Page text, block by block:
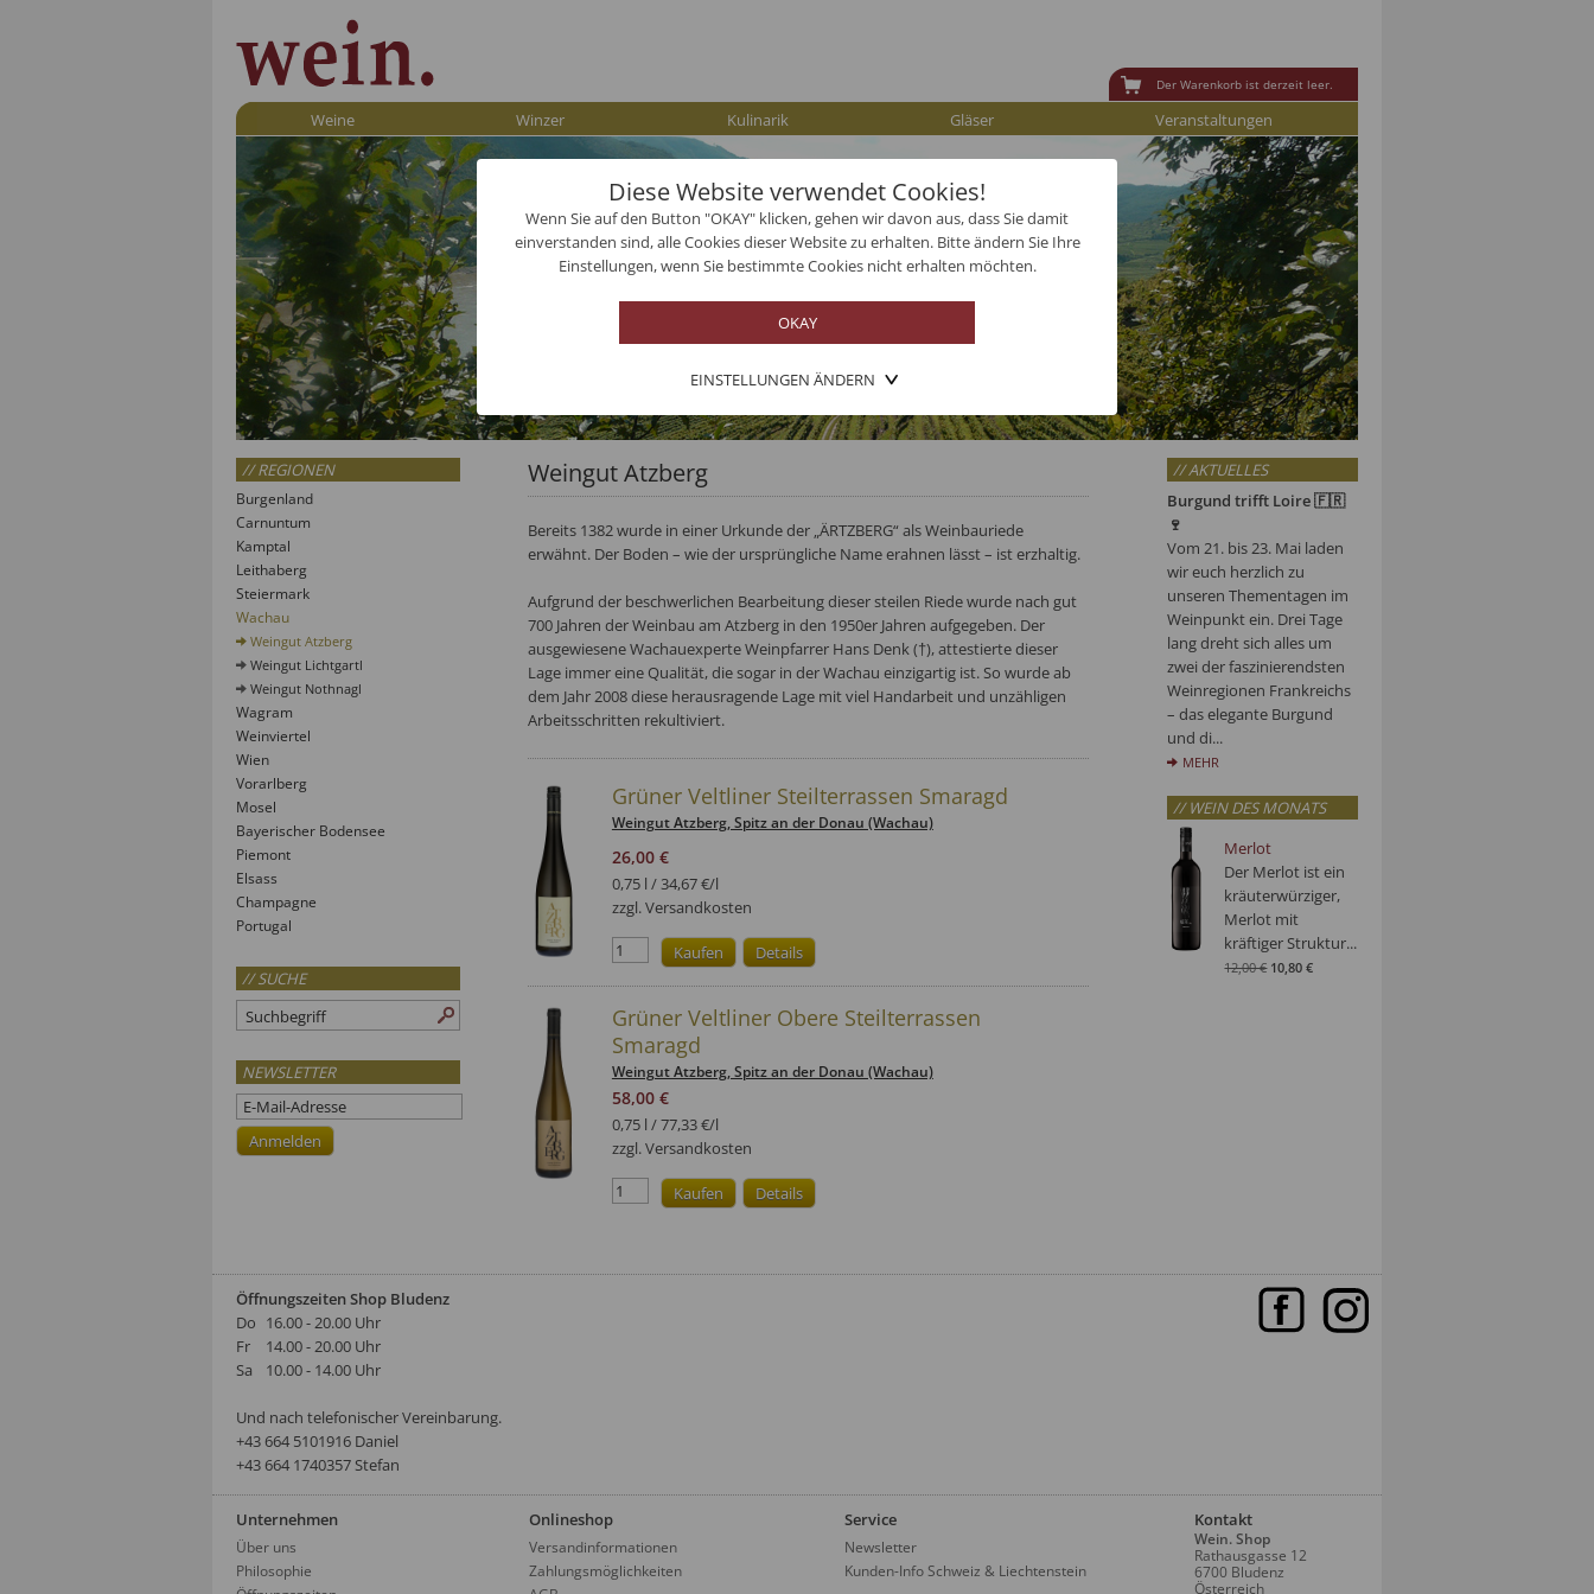
Diese Website verwendet Cookies!
Wenn Sie auf den Button "OKAY" klicken, gehen wir davon aus, dass Sie damit
einverstanden sind, alle Cookies dieser Website zu erhalten. Bitte ändern Sie Ihre
Einstellungen, wenn Sie bestimmte Cookies nicht erhalten möchten.
EINSTELLUNGEN ÄNDERN
Der Warenkorb ist derzeit leer.
Weine Winzer Kulinarik Gläser Veranstaltungen
// REGIONEN
Burgenland
Carnuntum
Kamptal
Leithaberg
Steiermark
Wachau
Weingut Atzberg
Weingut Lichtgartl
Weingut Nothnagl
Wagram
Weinviertel
Wien
Vorarlberg
Mosel
Bayerischer Bodensee
Piemont
Elsass
Champagne
Portugal
// SUCHE
NEWSLETTER
Weingut Atzberg
Bereits 1382 wurde in einer Urkunde der „ÄRTZBERG“ als Weinbauriede
erwähnt. Der Boden – wie der ursprüngliche Name erahnen lässt – ist erzhaltig.
Aufgrund der beschwerlichen Bearbeitung dieser steilen Riede wurde nach gut
700 Jahren der Weinbau am Atzberg in den 1950er Jahren aufgegeben. Der
ausgewiesene Wachauexperte Weinpfarrer Hans Denk (†), attestierte dieser
Lage immer eine Qualität, die sogar in der Wachau einzigartig ist. So wurde ab
dem Jahr 2008 diese herausragende Lage mit viel Handarbeit und unzähligen
Arbeitsschritten rekultiviert.
Grüner Veltliner Steilterrassen Smaragd
Weingut Atzberg, Spitz an der Donau (Wachau)
26,00 €
0,75 l / 34,67 €/l
zzgl. Versandkosten
Grüner Veltliner Obere Steilterrassen
Smaragd
Weingut Atzberg, Spitz an der Donau (Wachau)
58,00 €
0,75 l / 77,33 €/l
zzgl. Versandkosten
// AKTUELLES
Burgund trifft Loire 🇫🇷
🍷
Vom 21. bis 23. Mai laden
wir euch herzlich zu
unseren Thementagen im
Weinpunkt ein. Drei Tage
lang dreht sich alles um
zwei der faszinierendsten
Weinregionen Frankreichs
– das elegante Burgund
und di...
MEHR
// WEIN DES MONATS
Merlot
Der Merlot ist ein
kräuterwürziger,
Merlot mit
kräftiger Struktur...
12,00 € 10,80 €
Öffnungszeiten Shop Bludenz
Do
Fr
Sa
16.00 - 20.00 Uhr
14.00 - 20.00 Uhr
10.00 - 14.00 Uhr
Und nach telefonischer Vereinbarung.
‭+43 664 5101916‬ Daniel
+43 664 1740357 Stefan
Unternehmen
Über uns
Philosophie
Onlineshop
Versandinformationen
Zahlungsmöglichkeiten
Service
Newsletter
Kunden-Info Schweiz & Liechtenstein
Kontakt
Wein. Shop
Rathausgasse 12
6700 Bludenz
Österreich